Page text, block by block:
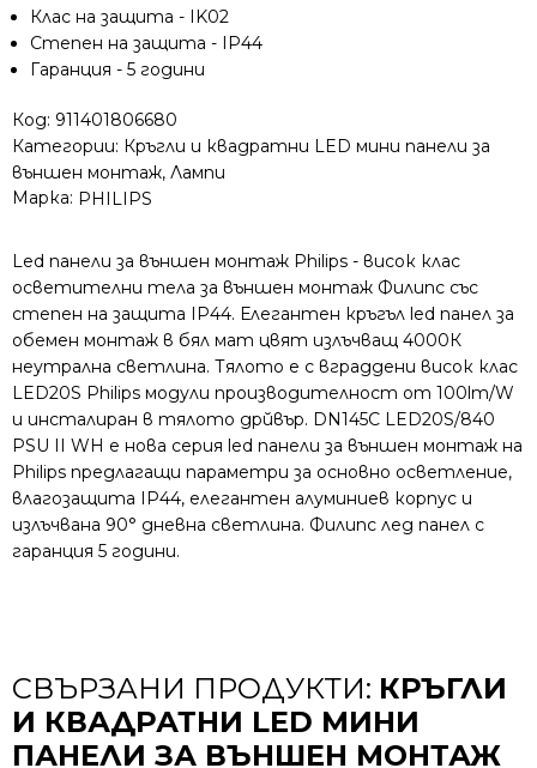
Клас на защита - IK02
Степен на защита - IP44
Гаранция - 5 години
Код: 911401806680
Категории: Кръгли и квадратни LED мини панели за
външен монтаж, Лампи
Марка: PHILIPS
Led панели за външен монтаж Philips - висок клас
осветителни тела за външен монтаж Филипс със
степен на защита IP44. Елегантен кръгъл led панел за
обемен монтаж в бял мат цвят излъчващ 4000К
неутрална светлина. Тялото е с вграддени висок клас
LED20S Philips модули производителност от 100lm/W
и инсталиран в тялото дрйвър. DN145C LED20S/840
PSU II WH е нова серия led панели за външен монтаж на
Philips предлагащи параметри за основно осветление,
влагозащита IP44, елегантен алуминиев корпус и
излъчвана 90° дневна светлина. Филипс лед панел с
гаранция 5 години.
СВЪРЗАНИ ПРОДУКТИ: КРЪГЛИ
И КВАДРАТНИ LED МИНИ
ПАНЕЛИ ЗА ВЪНШЕН МОНТАЖ